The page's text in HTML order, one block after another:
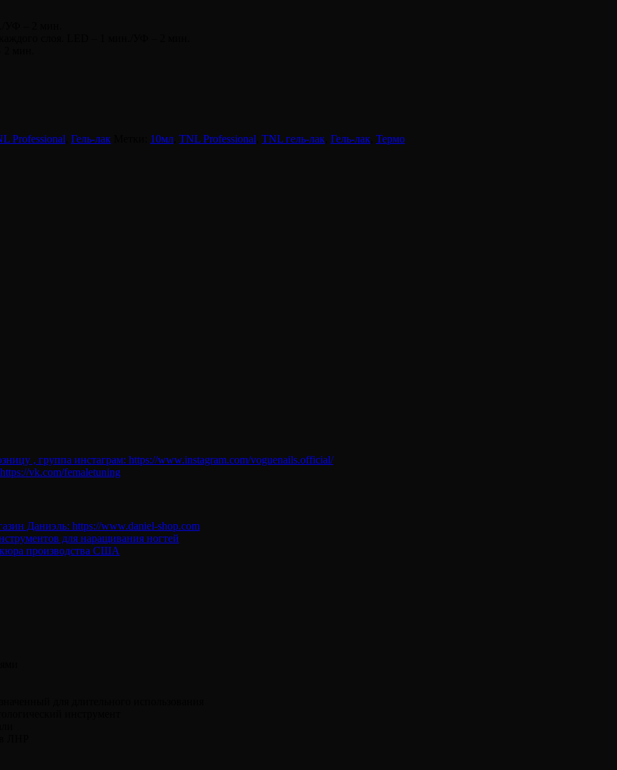
Professional Гель-лак 10мл TNL Professional TNL гель-лак Гель-лак Термо